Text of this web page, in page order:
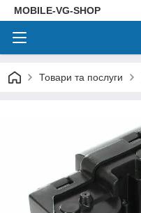
MOBILE-VG-SHOP
Товари та послуги